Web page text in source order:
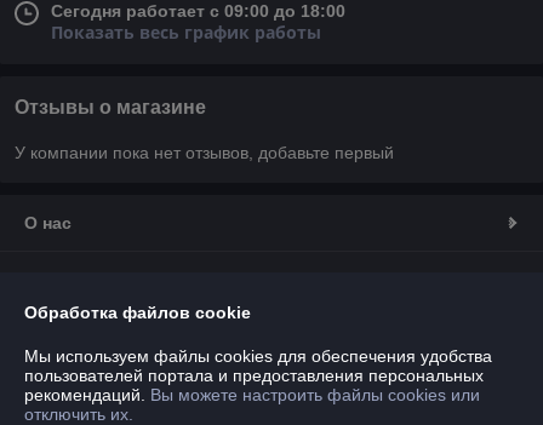
Сегодня работает с 09:00 до 18:00
Показать весь график работы
Отзывы о магазине
У компании пока нет отзывов, добавьте первый
О нас
График работы
Обработка файлов cookie
Мы используем файлы cookies для обеспечения удобства
пользователей портала и предоставления персональных
рекомендаций. Вы можете настроить файлы cookies или
отключить их.